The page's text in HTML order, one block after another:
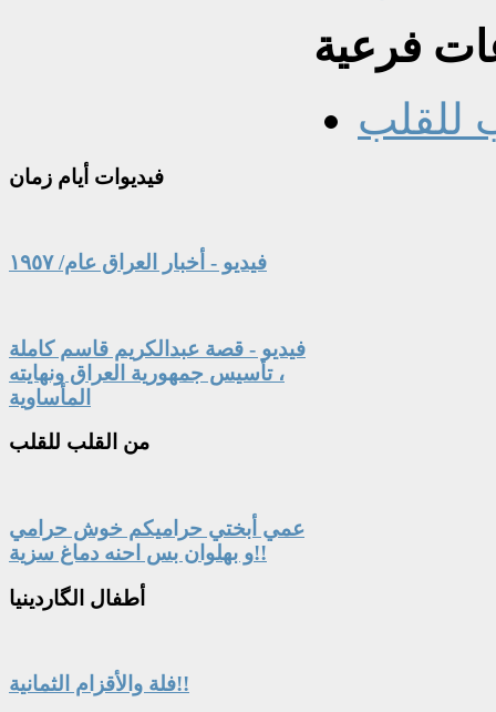
فرعية
للقلب
فيديوات أيام زمان
فيديو - أخبار العراق عام/ ١٩٥٧
فيديو - قصة عبدالكريم قاسم كاملة
، تأسيس جمهورية العراق ونهايته
المأساوية
من القلب للقلب
عمي أبختي حراميكم خوش حرامي
و بهلوان بس احنه دماغ سزية!!
أطفال الگاردينيا
فلة والأقزام الثمانية!!